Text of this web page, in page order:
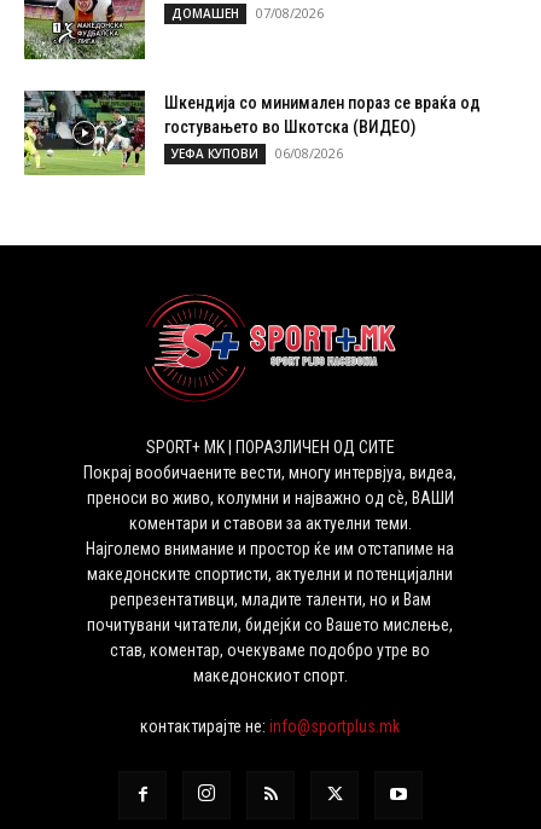
ДОМАШЕН 07/08/2026
Шкендија со минимален пораз се враќа од
гостувањето во Шкотска (ВИДЕО)
УЕФА КУПОВИ 06/08/2026
SPORT+ MK | ПОРАЗЛИЧЕН ОД СИТЕ
Покрај вообичаените вести, многу интервјуа, видеа,
преноси во живо, колумни и најважно од сѐ, ВАШИ
коментари и ставови за актуелни теми.
Најголемо внимание и простор ќе им отстапиме на
македонските спортисти, актуелни и потенцијални
репрезентативци, младите таленти, но и Вам
почитувани читатели, бидејќи со Вашето мислење,
став, коментар, очекуваме подобро утре во
македонскиот спорт.
контактирајте не:info@sportplus.mk